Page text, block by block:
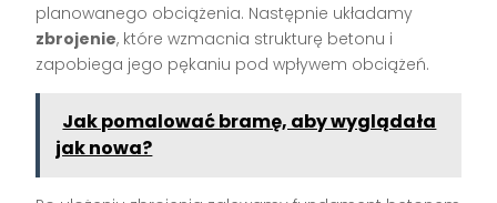
planowanego obciążenia. Następnie układamy
zbrojenie, które wzmacnia strukturę betonu i
zapobiega jego pękaniu pod wpływem obciążeń.
Jak pomalować bramę, aby wyglądała
jak nowa?